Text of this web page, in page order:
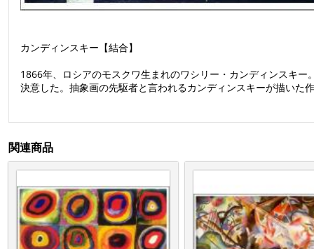
カンディンスキー【結合】
1866年、ロシアのモスクワ生まれのワシリー・カンディンスキ
決意した。抽象画の先駆者と言われるカンディンスキーが描いた
関連商品